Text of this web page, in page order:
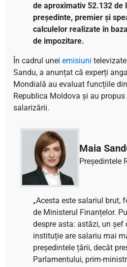
de aproximativ 52.132 de
președinte, premier și
calculelor realizate în
de impozitare.
În cadrul unei emisiuni
Sandu, a anunțat că experți
Mondială au evaluat funcțiile
Republica Moldova și au
salarizării.
Maia
Președintele
„Acesta este salariul brut,
de Ministerul Finanțelor.
despre asta: astăzi, un șef
instituție are salariu mai
președintele țării, decât
Parlamentului, prim-